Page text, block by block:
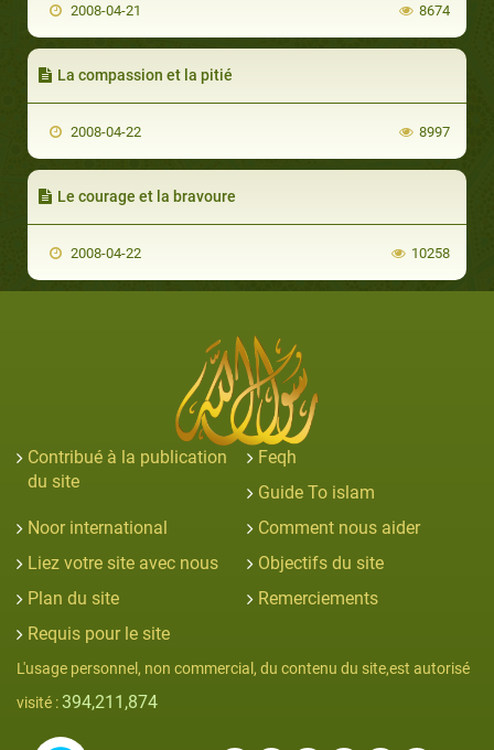
2008-04-21 8674
La compassion et la pitié
2008-04-22 8997
Le courage et la bravoure
2008-04-22 10258
Contribué à la publication
du site
Feqh
Guide To islam
Noor international
Comment nous aider
Liez votre site avec nous
Objectifs du site
Plan du site
Remerciements
Requis pour le site
L'usage personnel, non commercial, du contenu du site,est autorisé
visité : 394,211,874